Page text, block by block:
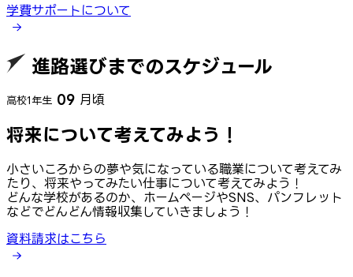
学費サポートについて
進路選びまでのスケジュール
高校1年生 09 月頃
将来について考えてみよう！
小さいころからの夢や気になっている職業について考えてみ
たり、将来やってみたい仕事について考えてみよう！
どんな学校があるのか、ホームページやSNS、パンフレット
などでどんどん情報収集していきましょう！
資料請求はこちら